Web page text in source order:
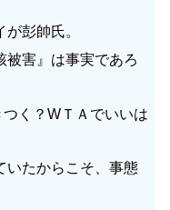
彭帥氏。
被害』は事実であろ
く？WＴＡでいいは
いたからこそ、事態